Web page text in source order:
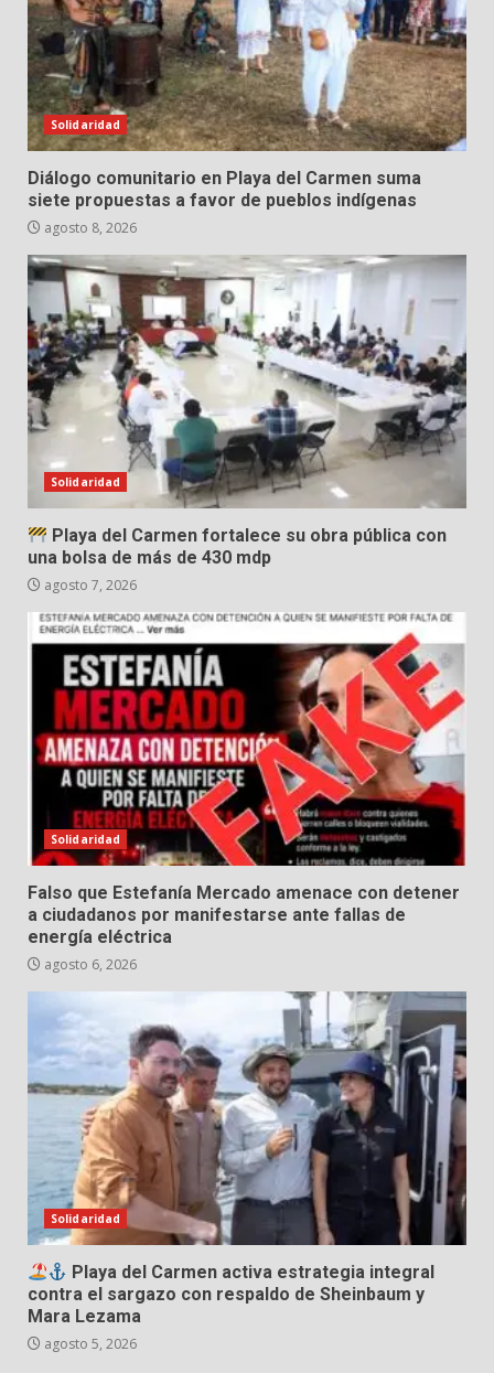
Solidaridad
Diálogo comunitario en Playa del Carmen suma
siete propuestas a favor de pueblos indígenas
agosto 8, 2026
Solidaridad
Playa del Carmen fortalece su obra pública con
una bolsa de más de 430 mdp
agosto 7, 2026
Solidaridad
Falso que Estefanía Mercado amenace con detener
a ciudadanos por manifestarse ante fallas de
energía eléctrica
agosto 6, 2026
Solidaridad
Playa del Carmen activa estrategia integral
contra el sargazo con respaldo de Sheinbaum y
Mara Lezama
agosto 5, 2026